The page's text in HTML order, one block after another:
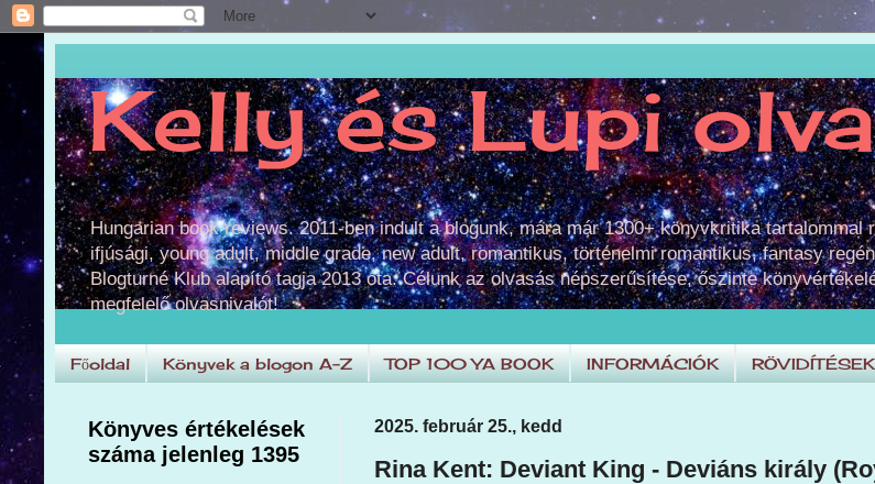
Kelly és Lupi
Hungarian book reviews. 2011-ben indult a blogunk, mára már 1300+ könyvkritika
ifjúsági, young adult, middle grade, new adult, romantikus, történelmi romantikus, fantasy
Blogturné Klub alapító tagja 2013 óta. Célunk az olvasás népszerűsítése, őszinte
megfelelő olvasnivalót!
Főoldal Könyvek a blogon A-Z TOP 100 YA BOOK INFORMÁCIÓK RÖVIDÍTÉSEK
2025. február 25., kedd
Rina Kent: Deviant King - Deviáns király
Könyves értékelések
száma jelenleg 1395